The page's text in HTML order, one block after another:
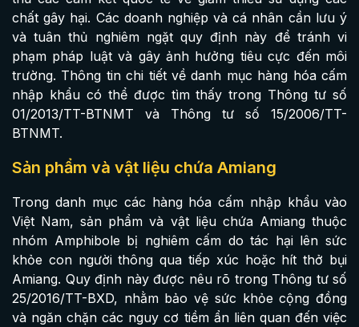
chất gây hại. Các doanh nghiệp và cá nhân cần lưu ý
và tuân thủ nghiêm ngặt quy định này để tránh vi
phạm pháp luật và gây ảnh hưởng tiêu cực đến môi
trường. Thông tin chi tiết về danh mục hàng hóa cấm
nhập khẩu có thể được tìm thấy trong Thông tư số
01/2013/TT-BTNMT và Thông tư số 15/2006/TT-
BTNMT.
Sản phẩm và vật liệu chứa Amiang
Trong danh mục các hàng hóa cấm nhập khẩu vào
Việt Nam, sản phẩm và vật liệu chứa Amiang thuộc
nhóm Amphibole bị nghiêm cấm do tác hại lên sức
khỏe con người thông qua tiếp xúc hoặc hít thở bụi
Amiang. Quy định này được nêu rõ trong Thông tư số
25/2016/TT-BXD, nhằm bảo vệ sức khỏe cộng đồng
và ngăn chặn các nguy cơ tiềm ẩn liên quan đến việc